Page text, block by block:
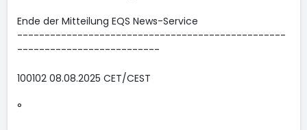
Ende der Mitteilung EQS News-Service
-------------------------------------------------
--------------------------
100102 08.08.2025 CET/CEST
°